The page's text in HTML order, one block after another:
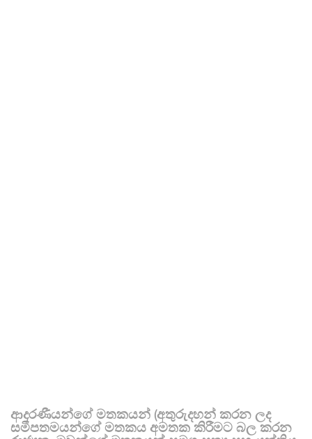
ආදරණීයන්ගේ මතකයන් (අතුරුදහන් කරන ලද
සමීපතමයන්ගේ මතකය අමතක කිරීමට බල කරන